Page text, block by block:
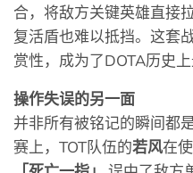
合，将敌方关键英雄直接
复活盾也难以抵挡。这套
赏性，成为了DOTA历史
操作失误的另一面
并非所有被铭记的瞬间都
赛上，TOT队伍的若风在